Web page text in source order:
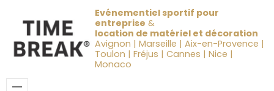
Evénementiel sportif pour
entreprise &
location de matériel et décoration
Avignon | Marseille | Aix-en-Provence |
Toulon | Fréjus | Cannes | Nice |
Monaco